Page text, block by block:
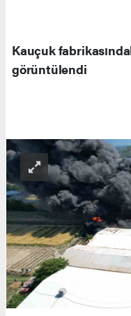
Kauçuk
görüntülendi